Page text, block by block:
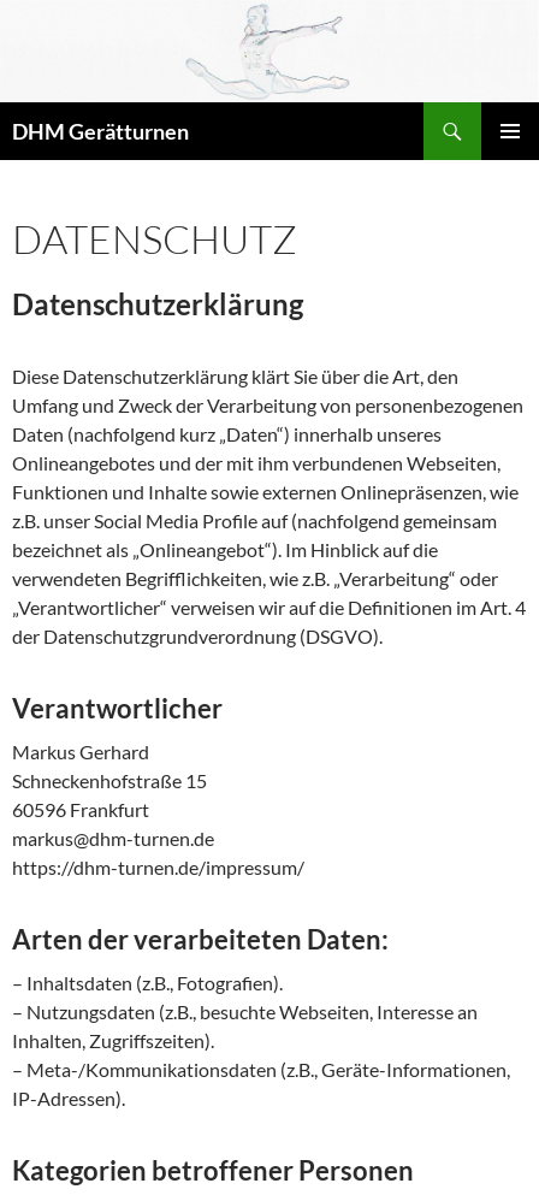
DHM Gerätturnen
DATENSCHUTZ
Datenschutzerklärung
Diese Datenschutzerklärung klärt Sie über die Art, den
Umfang und Zweck der Verarbeitung von personenbezogenen
Daten (nachfolgend kurz „Daten“) innerhalb unseres
Onlineangebotes und der mit ihm verbundenen Webseiten,
Funktionen und Inhalte sowie externen Onlinepräsenzen, wie
z.B. unser Social Media Profile auf (nachfolgend gemeinsam
bezeichnet als „Onlineangebot“). Im Hinblick auf die
verwendeten Begrifflichkeiten, wie z.B. „Verarbeitung“ oder
„Verantwortlicher“ verweisen wir auf die Definitionen im Art. 4
der Datenschutzgrundverordnung (DSGVO).
Verantwortlicher
Markus Gerhard
Schneckenhofstraße 15
60596 Frankfurt
markus@dhm-turnen.de
https://dhm-turnen.de/impressum/
Arten der verarbeiteten Daten:
– Inhaltsdaten (z.B., Fotografien).
– Nutzungsdaten (z.B., besuchte Webseiten, Interesse an
Inhalten, Zugriffszeiten).
– Meta-/Kommunikationsdaten (z.B., Geräte-Informationen,
IP-Adressen).
Kategorien betroffener Personen